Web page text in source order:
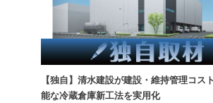
【独自】清水建設が建設・維持管理コス
能な冷蔵倉庫新工法を実用化